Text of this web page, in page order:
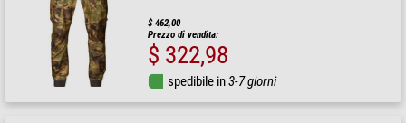
$ 462,00
Prezzo di vendita:
$ 322,98
spedibile in3-7 giorni